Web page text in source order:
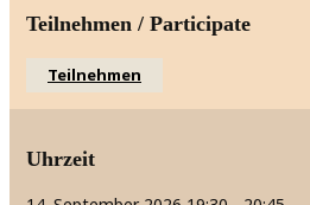
Teilnehmen / Participate
Teilnehmen
Uhrzeit